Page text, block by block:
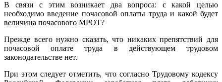
В связи с этим возникает два вопроса: с какой целью
необходимо введение почасовой оплаты труда и какой будет
величина почасового МРОТ?
Прежде всего нужно сказать, что никаких препятствий для
почасовой оплате труда в действующем трудовом
законодательстве нет.
При этом следует отметить, что согласно Трудовому кодексу